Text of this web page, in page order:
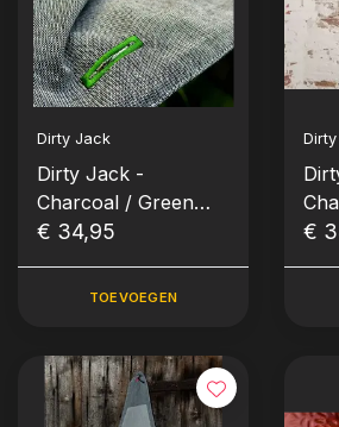
Dirty Jack
Dirty Jack -
Charcoal / Green
Label
€ 34,95
TOEVOEGEN
€